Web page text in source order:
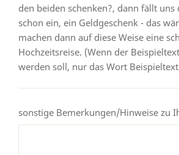
den beiden schenken?, dann fällt uns
schon ein, ein Geldgeschenk - das
machen dann auf diese Weise eine
Hochzeitsreise. (Wenn der
werden soll, nur das Wort
sonstige Bemerkungen/Hinweise zu